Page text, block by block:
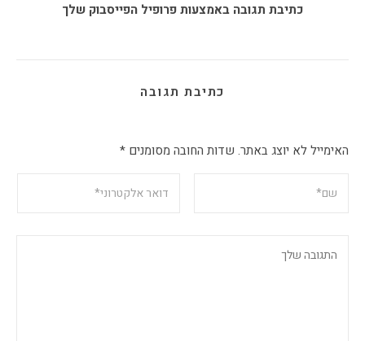
כתיבת תגובה באמצעות פרופיל הפייסבוק שלך
כתיבת תגובה
האימייל לא יוצג באתר. שדות החובה מסומנים *